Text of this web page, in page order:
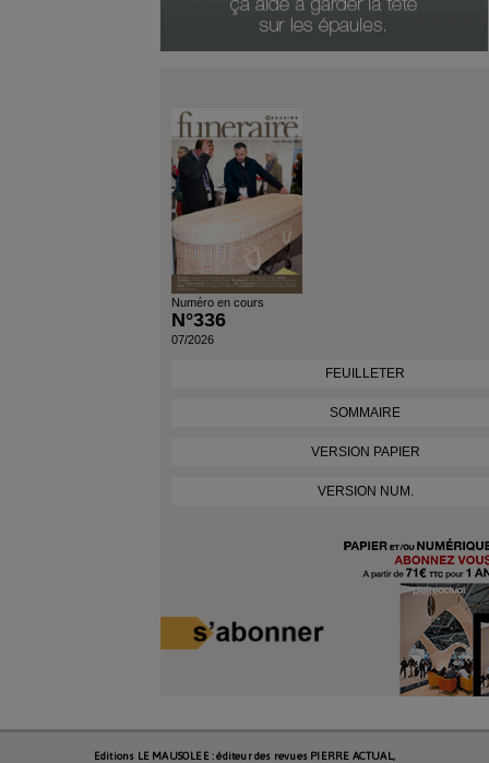
Genre Du Produit
Numéro en cours
N°336
07/2026
FEUILLETER
SOMMAIRE
VERSION PAPIER
VERSION NUM.
Editions LE MAUSOLEE : éditeur des revues PIERRE ACTUAL,